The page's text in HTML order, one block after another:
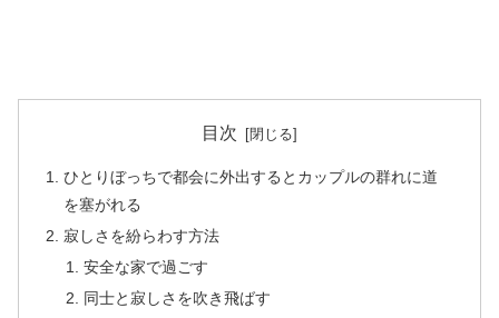
目次
ひとりぼっちで都会に外出するとカップルの群れに道
を塞がれる
寂しさを紛らわす方法
安全な家で過ごす
同士と寂しさを吹き飛ばす